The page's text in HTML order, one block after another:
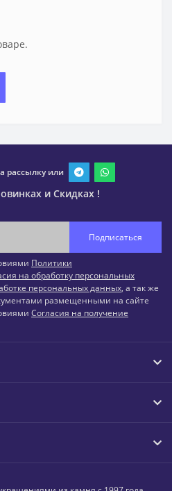
рассылку или
и Скидках !
Подписаться
Политики
на обработку персональных
персональных данных, а так же
размещенными на сайте
Согласия на получение